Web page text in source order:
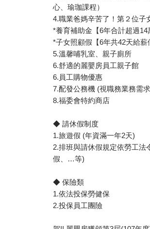
心、瑜珈課程）
4.職業爸媽辛苦了！第２位子
*養育補助金【6年合計超過14
*子女照顧假【6年共42天給薪
5.溫馨哺乳室、親子廁所
6.舒適的麗嬰房員工親子館
6.員工購物優惠
7.配發公務機 (視職務業務需
8.福委會特約商店
◆ 請休假制度
1.旅遊假 (年資滿一年2天)
2.排班與請休假規定依勞工法
假、…等)
◆ 保險類
1.依法投保勞健保
2.投保員工團險